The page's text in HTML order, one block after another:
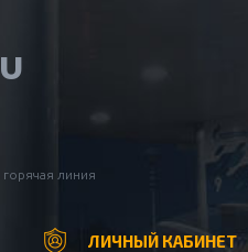
линия
ЛИЧНЫЙ КАБИНЕТ